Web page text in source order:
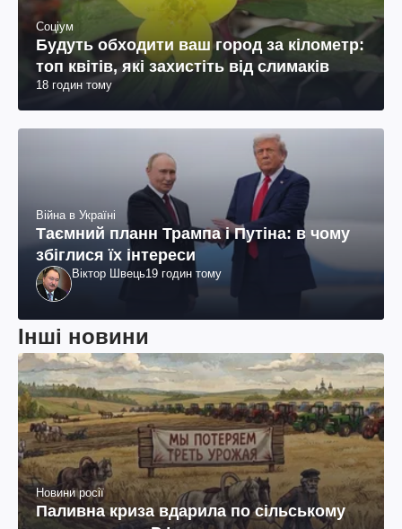
Соціум
Будуть обходити ваш город за кілометр:
топ квітів, які захистіть від слимаків
18 годин тому
Війна в Україні
Таємний планн Трампа і Путіна: в чому
збіглися їх інтереси
Віктор Швець19 годин тому
Інші новини
Новини росії
Паливна криза вдарила по сільському